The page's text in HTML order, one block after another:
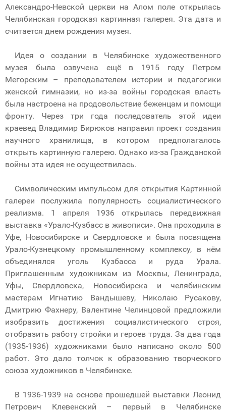
Александро-Невской церкви на Алом поле открылась
Челябинская городская картинная галерея. Эта дата и
считается днем рождения музея.
Идея о создании в Челябинске художественного
музея была озвучена ещё в 1915 году Петром
Мегорским – преподавателем истории и педагогики
женской гимназии, но из-за войны городская власть
была настроена на продовольствие беженцам и помощи
фронту. Через три года последователь этой идеи
краевед Владимир Бирюков направил проект создания
научного хранилища, в котором предполагалось
открыть картинную галерею. Однако из-за Гражданской
войны эта идея не осуществилась.
Символическим импульсом для открытия Картинной
галереи послужила популярность социалистического
реализма. 1 апреля 1936 открылась передвижная
выставка «Урало-Кузбасс в живописи». Она проходила в
Уфе, Новосибирске и Свердловске и была посвящена
Урало-Кузнецкому промышленному комплексу, в нём
объединялся уголь Кузбасса и руда Урала.
Приглашенным художникам из Москвы, Ленинграда,
Уфы, Свердловска, Новосибирска и челябинским
мастерам Игнатию Вандышеву, Николаю Русакову,
Дмитрию Фахнеру, Валентине Челинцовой предложили
изобразить достижения социалистического строя,
отобразить работу стройки и героев труда. За два года
(1935-1936) художниками было написано около 500
работ. Это дало толчок к образованию творческого
союза художников в Челябинске.
В 1936-1939 на основе прошедшей выставки Леонид
Петрович Клевенский – первый в Челябинске